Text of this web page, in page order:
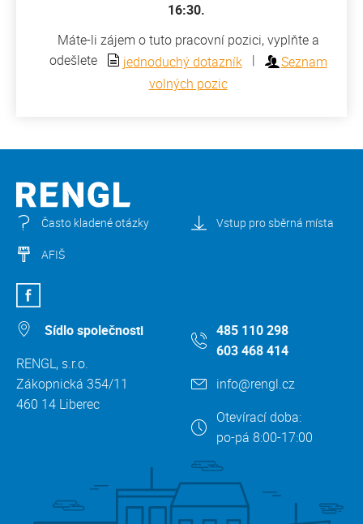
16:30.
Máte-li zájem o tuto pracovní pozici, vyplňte a
odešlete
jednoduchý dotazník|
Seznam
volných pozic
Často kladené otázky Vstup pro sběrná místa
AFIŠ
Sídlo společnosti
RENGL, s.r.o.
Zákopnická 354/11
460 14 Liberec
485 110 298
603 468 414
info@rengl.cz
Otevírací doba:
po-pá 8:00-17:00